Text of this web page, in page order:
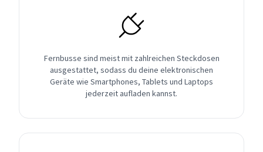
Fernbusse sind meist mit zahlreichen Steckdosen
ausgestattet, sodass du deine elektronischen
Geräte wie Smartphones, Tablets und Laptops
jederzeit aufladen kannst.